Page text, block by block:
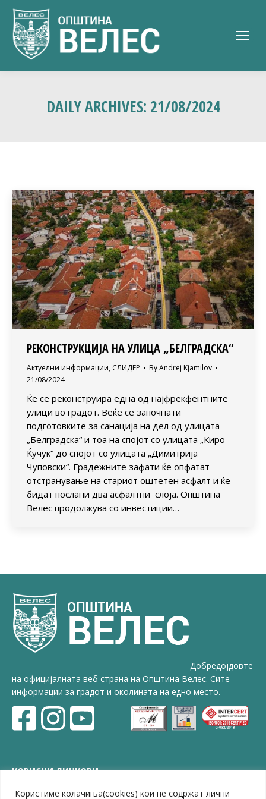
Користиме колачиња(cookies) кои не содржат лични
DAILY ARCHIVES: 21/08/2024
РЕКОНСТРУКЦИЈА НА УЛИЦА „БЕЛГРАДСКА“
Актуелни информации, СЛИДЕР ByAndrej Kjamilov
21/08/2024
Ќе се реконструира една од најфрекфентните
улици во градот. Веќе се започнати
подготовките за санација на дел од улицата
„Белградска“ и тоа на спојот со улицата „Киро
Ќучук“ до спојот со улицата „Димитрија
Чуповски“. Градежните зафати ќе опфатат
отстранување на стариот оштетен асфалт и ќе
бидат послани два асфалтни слоја. Општина
Велес продолжува со инвестиции…
Добредојдовте
на официјалната веб страна на Општина Велес. Сите
информации за градот и околината на едно место.
КОРИСНИ ЛИНКОВИ
ЗЕЛС – Заедница на единиците на локална самоуправа